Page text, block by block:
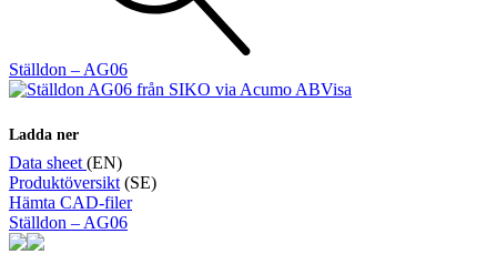
ESD / Antistatutrustning
Ställdon – AG06
Visa
Ladda ner
Data sheet (EN)
Produktöversikt (SE)
Hämta CAD-filer
Ställdon – AG06